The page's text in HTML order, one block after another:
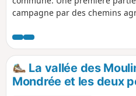
campagne par des chemins
par le Manoir d’Imbranville et
Gouberville. Une seconde
de mer où de nombreux
ponctuent le sentier côtier.
La vallée des
Mondrée et les deux